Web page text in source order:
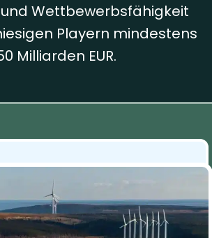
Wettbewerbsfähigkeit
Playern mindestens
Milliarden EUR.